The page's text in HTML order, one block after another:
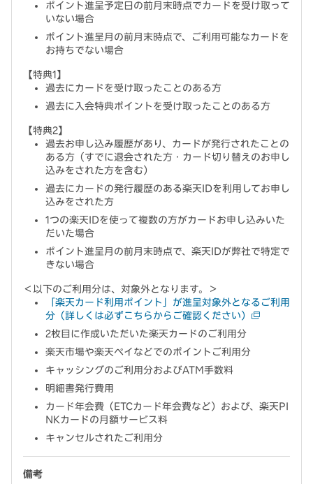
ポイント進呈予定日の前月末時点でカードを受け取って
いない場合
ポイント進呈月の前月末時点で、ご利用可能なカードを
お持ちでない場合
【特典1】
過去にカードを受け取ったことのある方
過去に入会特典ポイントを受け取ったことのある方
【特典2】
過去お申し込み履歴があり、カードが発行されたことの
ある方（すでに退会された方・カード切り替えのお申し
込みをされた方を含む）
過去にカードの発行履歴のある楽天IDを利用してお申し
込みをされた方
1つの楽天IDを使って複数の方がカードお申し込みいた
だいた場合
ポイント進呈月の前月末時点で、楽天IDが弊社で特定で
きない場合
＜以下のご利用分は、対象外となります。＞
「楽天カード利用ポイント」が進呈対象外となるご利用
分（詳しくは必ずこちらからご確認ください）
2枚目に作成いただいた楽天カードのご利用分
楽天市場や楽天ペイなどでのポイントご利用分
キャッシングのご利用分およびATM手数料
明細書発行費用
カード年会費（ETCカード年会費など）および、楽天PI
NKカードの月額サービス料
キャンセルされたご利用分
備考